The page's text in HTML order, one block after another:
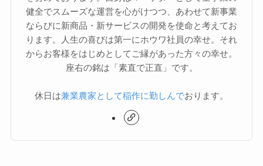
健全でスムーズな運営を心がけつつ、あわせて新事業
ならびに新商品・新サービスの開発を使命と考えてお
ります。人生の喜びは第一にホウワ社員の幸せ。それ
からお客様をはじめとしてご縁があった方々の幸せ。
座右の銘は「素直で正直」です。
休日は兼業農家として稲作に勤しんでおります。